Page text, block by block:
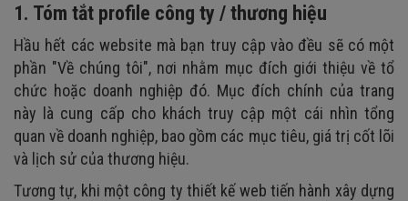
1. Tóm tắt profile công ty / thương hiệu
Hầu hết các website mà bạn truy cập vào đều sẽ có một
phần "Về chúng tôi", nơi nhằm mục đích giới thiệu về tổ
chức hoặc doanh nghiệp đó. Mục đích chính của trang
này là cung cấp cho khách truy cập một cái nhìn tổng
quan về doanh nghiệp, bao gồm các mục tiêu, giá trị cốt lõi
và lịch sử của thương hiệu.
Tương tự, khi một công ty thiết kế web tiến hành xây dựng